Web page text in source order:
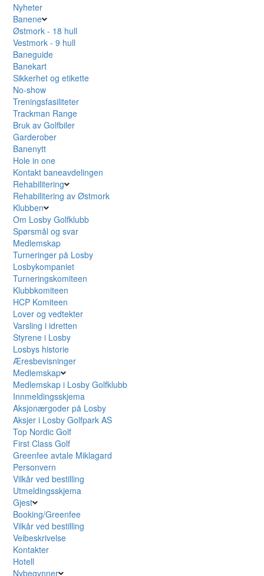
Nyheter
Banene
Østmork - 18 hull
Vestmork - 9 hull
Baneguide
Banekart
Sikkerhet og etikette
No-show
Treningsfasiliteter
Trackman Range
Bruk av Golfbiler
Garderober
Banenytt
Hole in one
Kontakt baneavdelingen
Rehabilitering
Rehabilitering av Østmork
Klubben
Om Losby Golfklubb
Spørsmål og svar
Medlemskap
Turneringer på Losby
Losbykompaniet
Turneringskomiteen
Klubbkomiteen
HCP Komiteen
Lover og vedtekter
Varsling i idretten
Styrene i Losby
Losbys historie
Æresbevisninger
Medlemskap
Medlemskap i Losby Golfklubb
Innmeldingsskjema
Aksjonærgoder på Losby
Aksjer i Losby Golfpark AS
Top Nordic Golf
First Class Golf
Greenfee avtale Miklagard
Personvern
Vilkår ved bestilling
Utmeldingsskjema
Gjest
Booking/Greenfee
Vilkår ved bestilling
Veibeskrivelse
Kontakter
Hotell
Nybegynner